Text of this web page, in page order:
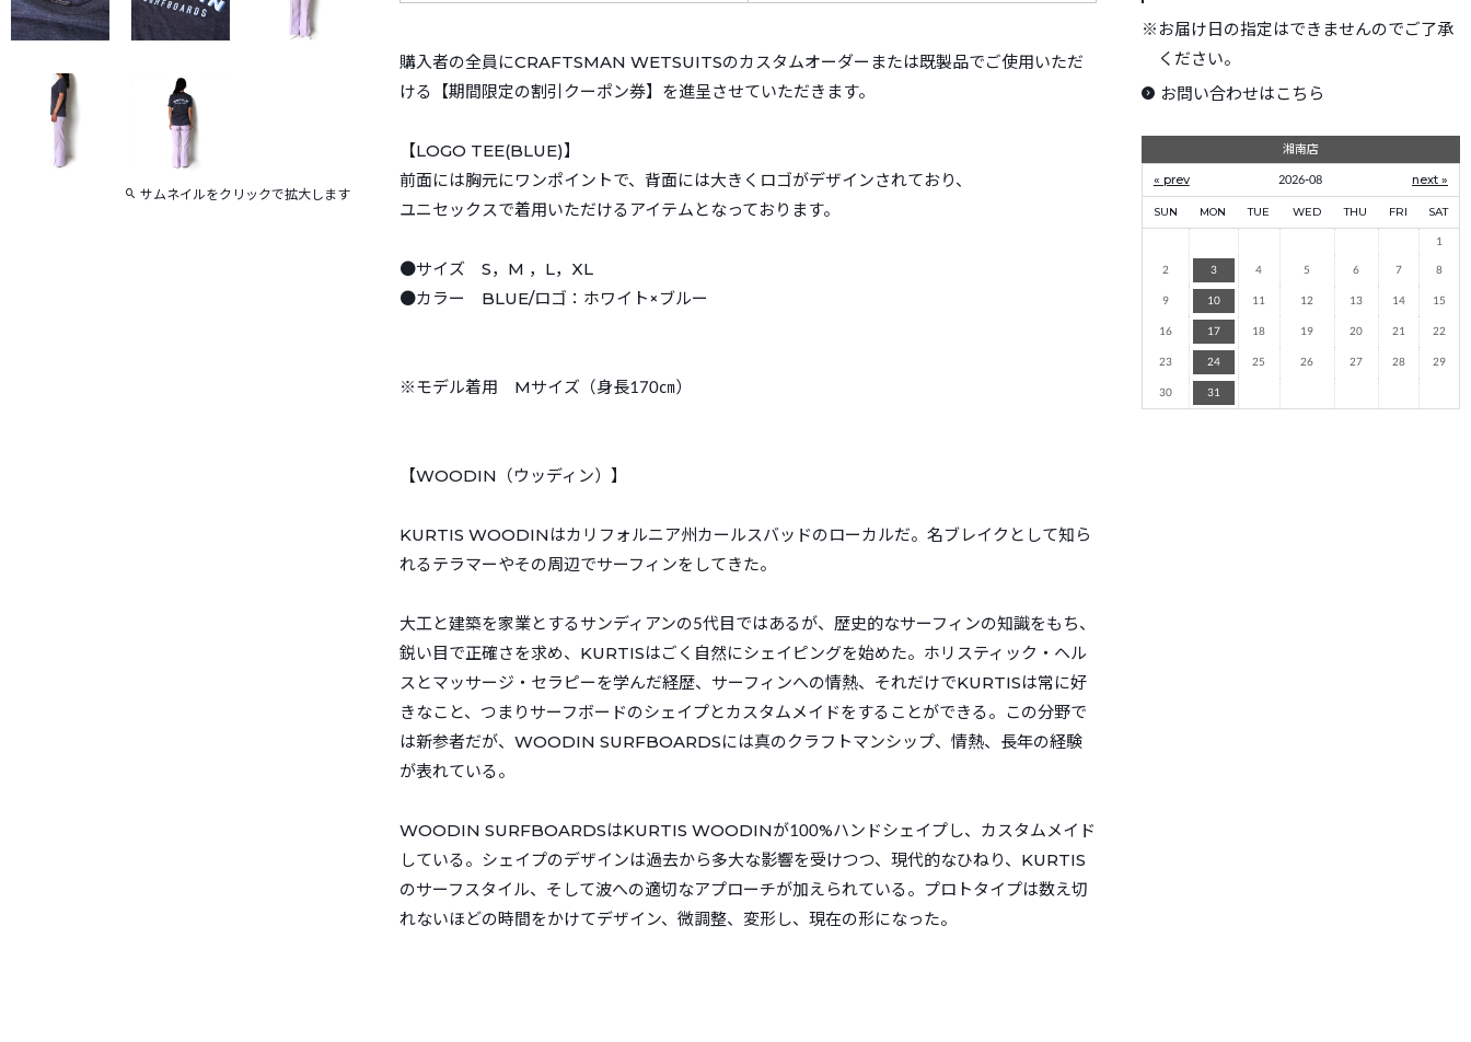
サムネイルをクリックで拡大します
購入者の全員にCRAFTSMAN WETSUITSのカスタムオーダーまたは既製品でご使用いただ
ける【期間限定の割引クーポン券】を進呈させていただきます。
【LOGO TEE(BLUE)】
前面には胸元にワンポイントで、背面には大きくロゴがデザインされており、
ユニセックスで着用いただけるアイテムとなっております。
●サイズ S，M ，L，XL
●カラー BLUE/ロゴ：ホワイト×ブルー
※モデル着用 Mサイズ（身長170㎝）
【WOODIN（ウッディン）】
KURTIS WOODINはカリフォルニア州カールスバッドのローカルだ。名ブレイクとして知ら
れるテラマーやその周辺でサーフィンをしてきた。
大工と建築を家業とするサンディアンの5代目ではあるが、歴史的なサーフィンの知識をもち、
鋭い目で正確さを求め、KURTISはごく自然にシェイピングを始めた。ホリスティック・ヘル
スとマッサージ・セラピーを学んだ経歴、サーフィンへの情熱、それだけでKURTISは常に好
きなこと、つまりサーフボードのシェイプとカスタムメイドをすることができる。この分野で
は新参者だが、WOODIN SURFBOARDSには真のクラフトマンシップ、情熱、長年の経験
が表れている。
WOODIN SURFBOARDSはKURTIS WOODINが100%ハンドシェイプし、カスタムメイド
している。シェイプのデザインは過去から多大な影響を受けつつ、現代的なひねり、KURTIS
のサーフスタイル、そして波への適切なアプローチが加えられている。プロトタイプは数え切
れないほどの時間をかけてデザイン、微調整、変形し、現在の形になった。
※ お届け日の指定はできませんのでご了承
ください。
お問い合わせはこちら
湘南店
« prev
2026-08 next »
SUN MON TUE WED THU FRI SAT
1
2
3 4 5 6 7 8
9 10 11 12 13 14 15
16 17 18 19 20 21 22
23 24 25 26 27 28 29
30 31